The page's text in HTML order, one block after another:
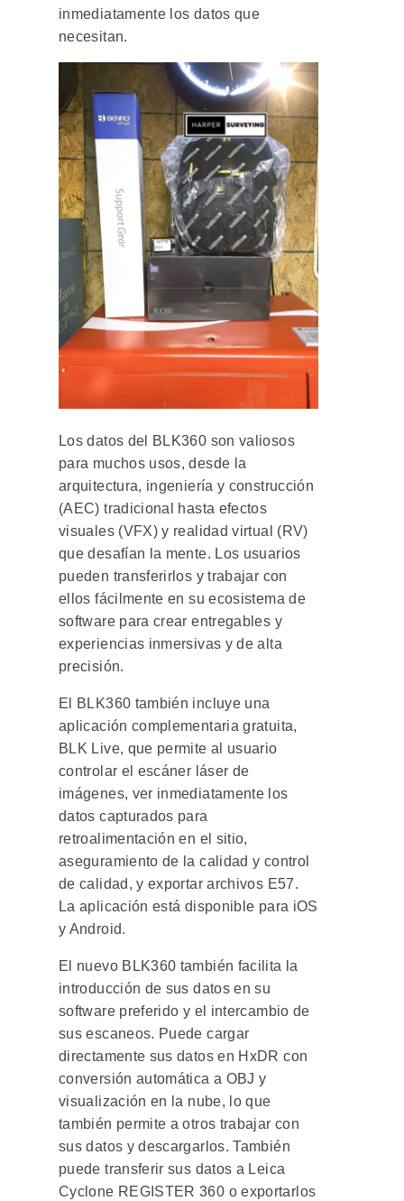
inmediatamente los datos que
necesitan.
Los datos del BLK360 son valiosos
para muchos usos, desde la
arquitectura, ingeniería y construcción
(AEC) tradicional hasta efectos
visuales (VFX) y realidad virtual (RV)
que desafían la mente. Los usuarios
pueden transferirlos y trabajar con
ellos fácilmente en su ecosistema de
software para crear entregables y
experiencias inmersivas y de alta
precisión.
El BLK360 también incluye una
aplicación complementaria gratuita,
BLK Live, que permite al usuario
controlar el escáner láser de
imágenes, ver inmediatamente los
datos capturados para
retroalimentación en el sitio,
aseguramiento de la calidad y control
de calidad, y exportar archivos E57.
La aplicación está disponible para iOS
y Android.
El nuevo BLK360 también facilita la
introducción de sus datos en su
software preferido y el intercambio de
sus escaneos. Puede cargar
directamente sus datos en HxDR con
conversión automática a OBJ y
visualización en la nube, lo que
también permite a otros trabajar con
sus datos y descargarlos. También
puede transferir sus datos a Leica
Cyclone REGISTER 360 o exportarlos